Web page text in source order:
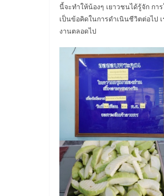
นี้จะทำให้น้องๆ เยาวชนได้รู้จัก ก
เป็นข้อคิดในการดำเนินชีวิตต่อไป
งานตลอดไป